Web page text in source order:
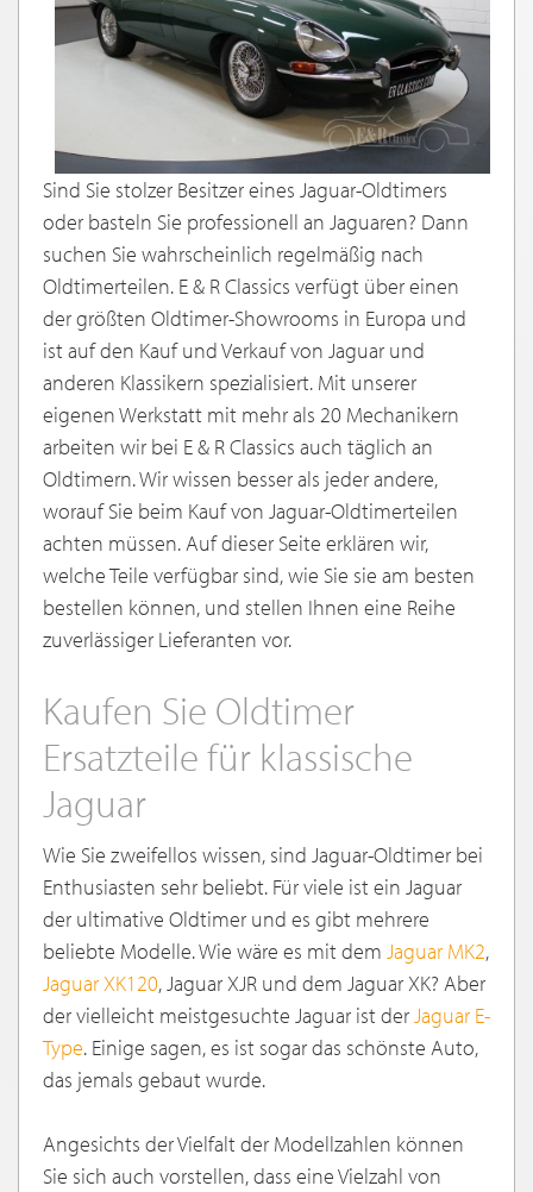
Sind Sie stolzer Besitzer eines Jaguar-Oldtimers
oder basteln Sie professionell an Jaguaren? Dann
suchen Sie wahrscheinlich regelmäßig nach
Oldtimerteilen. E & R Classics verfügt über einen
der größten Oldtimer-Showrooms in Europa und
ist auf den Kauf und Verkauf von Jaguar und
anderen Klassikern spezialisiert. Mit unserer
eigenen Werkstatt mit mehr als 20 Mechanikern
arbeiten wir bei E & R Classics auch täglich an
Oldtimern. Wir wissen besser als jeder andere,
worauf Sie beim Kauf von Jaguar-Oldtimerteilen
achten müssen. Auf dieser Seite erklären wir,
welche Teile verfügbar sind, wie Sie sie am besten
bestellen können, und stellen Ihnen eine Reihe
zuverlässiger Lieferanten vor.
Kaufen Sie Oldtimer
Ersatzteile für klassische
Jaguar
Wie Sie zweifellos wissen, sind Jaguar-Oldtimer bei
Enthusiasten sehr beliebt. Für viele ist ein Jaguar
der ultimative Oldtimer und es gibt mehrere
beliebte Modelle. Wie wäre es mit dem Jaguar MK2,
Jaguar XK120, Jaguar XJR und dem Jaguar XK? Aber
der vielleicht meistgesuchte Jaguar ist derJaguar E-
Type. Einige sagen, es ist sogar das schönste Auto,
das jemals gebaut wurde.
Angesichts der Vielfalt der Modellzahlen können
Sie sich auch vorstellen, dass eine Vielzahl von